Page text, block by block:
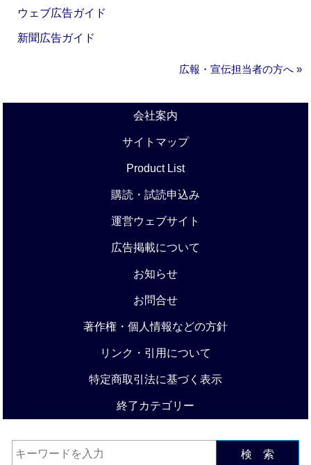
ウェブ広告ガイド
新聞広告ガイド
広報・宣伝担当者の方へ »
会社案内
サイトマップ
Product List
購読・試読申込み
運営ウェブサイト
広告掲載について
お知らせ
お問合せ
著作権・個人情報などの方針
リンク・引用について
特定商取引法に基づく表示
終了カテゴリー
検 索